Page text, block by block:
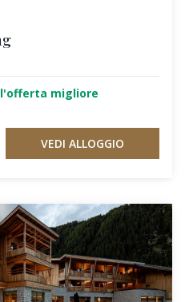
migliore
VEDI ALLOGGIO